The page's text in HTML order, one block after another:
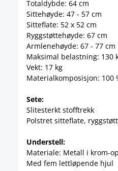
Totaldybde: 64 cm
Sittehøyde: 47 - 57 cm
Sitteflate: 52 x 52 cm
Ryggstøttehøyde: 67 cm
Armlenehøyde: 67 - 77 cm
Maksimal belastning: 130
Vekt: 17 kg
Materialkomposisjon: 100
Sete:
Slitesterkt stofftrekk
Polstret sitteflate,
Understell:
Materiale: Metall i krom-
Med fem lettløpende hjul